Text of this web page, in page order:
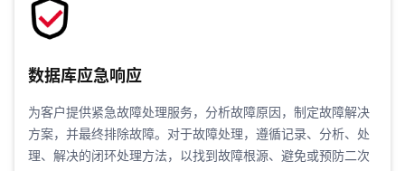
数据库应急响应
为客户提供紧急故障处理服务，分析故障原因，制定故障解决
方案，并最终排除故障。对于故障处理，遵循记录、分析、处
理、解决的闭环处理方法，以找到故障根源、避免或预防二次